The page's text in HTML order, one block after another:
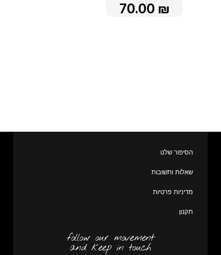
70.00 ₪
הסיפור שלנו
שאלות ותשובות
מדיניות פרטיות
תקנון
follow our movement
and keep in touch